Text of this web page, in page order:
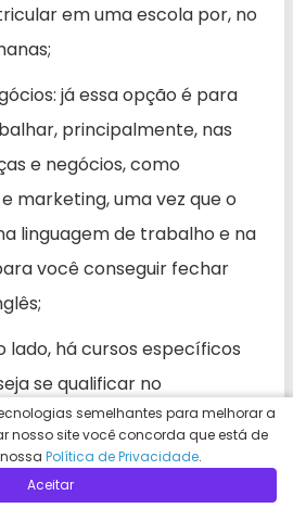
em uma escola por, no
já essa opção é para
principalmente, nas
e negócios, como
marketing, uma vez que o
linguagem de trabalho e na
você conseguir fechar
lado, há cursos específicos
se qualificar no
Testing System, o
mínima de 10 semanas, as
nas habilidades que a prova,
semelhantes para melhorar a
nosso site você concorda que está de
Política de Privacidade.
Aceitar